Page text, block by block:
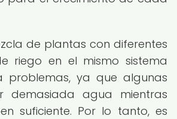
de plantas con diferentes
riego en el mismo sistema
problemas, ya que algunas
demasiada agua mientras
suficiente. Por lo tanto, es